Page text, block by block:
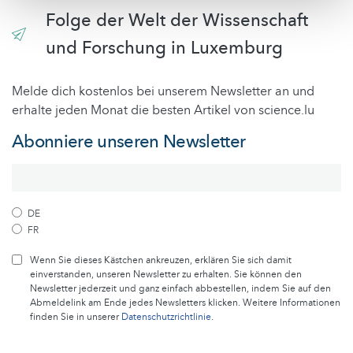
Folge der Welt der Wissenschaft
und Forschung in Luxemburg
Melde dich kostenlos bei unserem Newsletter an und
erhalte jeden Monat die besten Artikel von science.lu
Abonniere unseren Newsletter
DE
FR
Wenn Sie dieses Kästchen ankreuzen, erklären Sie sich damit
einverstanden, unseren Newsletter zu erhalten. Sie können den
Newsletter jederzeit und ganz einfach abbestellen, indem Sie auf den
Abmeldelink am Ende jedes Newsletters klicken. Weitere Informationen
finden Sie in unsererDatenschutzrichtlinie.